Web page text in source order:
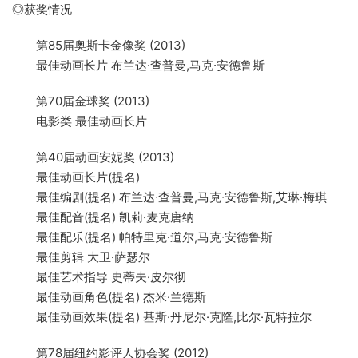
◎获奖情况
第85届奥斯卡金像奖 (2013)
最佳动画长片 布兰达∙查普曼,马克∙安德鲁斯
第70届金球奖 (2013)
电影类 最佳动画长片
第40届动画安妮奖 (2013)
最佳动画长片(提名)
最佳编剧(提名) 布兰达∙查普曼,马克∙安德鲁斯,艾琳·梅琪
最佳配音(提名) 凯莉·麦克唐纳
最佳配乐(提名) 帕特里克·道尔,马克∙安德鲁斯
最佳剪辑 大卫·萨瑟尔
最佳艺术指导 史蒂夫·皮尔彻
最佳动画角色(提名) 杰米·兰德斯
最佳动画效果(提名) 基斯·丹尼尔·克隆,比尔·瓦特拉尔
第78届纽约影评人协会奖 (2012)